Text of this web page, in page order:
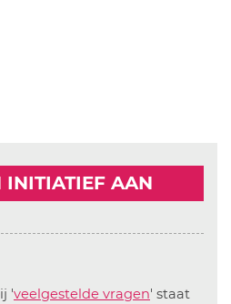
INITIATIEF AAN
'veelgestelde vragen' staat